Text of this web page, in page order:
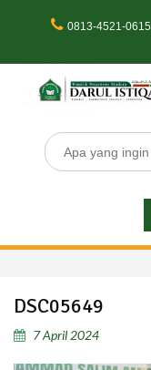
0813-4521-0615
Search
for:
DSC05649
7 April 2024